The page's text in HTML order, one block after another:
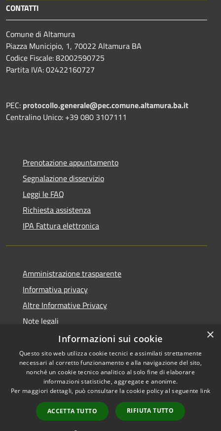
CONTATTI
Comune di Altamura
Piazza Municipio, 1, 70022 Altamura BA
Codice Fiscale: 82002590725
Partita IVA: 02422160727
PEC: protocollo.generale@pec.comune.altamura.ba.it
Centralino Unico: +39 080 3107111
Prenotazione appuntamento
Segnalazione disservizio
Leggi le FAQ
Richiesta assistenza
IPA Fattura elettronica
Amministrazione trasparente
Informativa privacy
Altre Informative Privacy
Note legali
Dichiarazione di accessibilità
RSS
Accessibilità
Copyright © 2026 • Comune di
Municipium•
Accesso
redazione
×
Informazioni sui cookie
Questo sito web utilizza cookie tecnici e assimilati strettamente
necessari al corretto funzionamento e alla navigazione del sito,
nonché un cookie tecnico analitico al solo fine di elaborare
informazioni statistiche, aggregate e anonime.
Per maggiori dettagli, può consultare la cookie policy al seguente link
ACCETTA TUTTO RIFIUTA TUTTO